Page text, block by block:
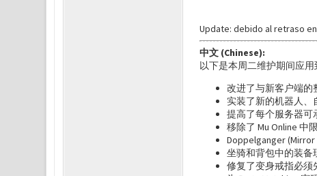
Update: debido al retraso
中文 (Chinese):
以下是本周二维护期间应用
改进了与新客户端的
实装了新的机器人、
提高了每个服务器可
移除了 Mu Online 中
Doppelganger
坐骑和背包中的装备
修复了变身戒指必须